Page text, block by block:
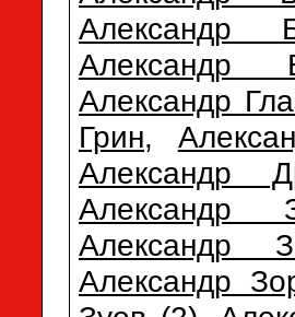
Александр
Александр
Александр
Грин,
Александр
Александр
Александр
Александр